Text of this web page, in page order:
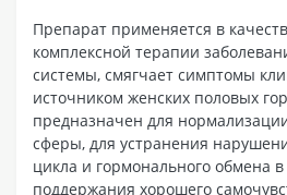
Препарат применяется в
комплексной терапии
системы, смягчает симптомы
источником женских половых
предназначен для
сферы, для устранения
цикла и гормонального обмена
поддержания хорошего